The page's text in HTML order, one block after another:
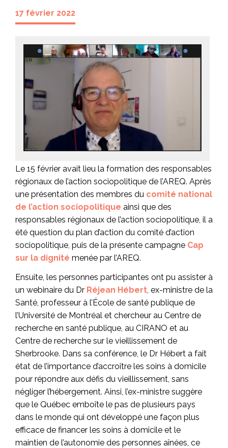
17 février 2022
Le 15 février avait lieu la formation des responsables
régionaux de l’action sociopolitique de l’AREQ. Après
une présentation des membres du comité national
de l’action sociopolitique ainsi que des
responsables régionaux de l’action sociopolitique, il a
été question du plan d’action du comité d’action
sociopolitique, puis de la présente campagne Cap
sur la dignité menée par l’AREQ.
Ensuite, les personnes participantes ont pu assister à
un webinaire du Dr Réjean Hébert , ex-ministre de la
Santé, professeur à l’École de santé publique de
l’Université de Montréal et chercheur au Centre de
recherche en santé publique, au CIRANO et au
Centre de recherche sur le vieillissement de
Sherbrooke. Dans sa conférence, le Dr Hébert a fait
état de l’importance d’accroître les soins à domicile
pour répondre aux défis du vieillissement, sans
négliger l’hébergement. Ainsi, l’ex-ministre suggère
que le Québec emboîte le pas de plusieurs pays
dans le monde qui ont développé une façon plus
efficace de financer les soins à domicile et le
maintien de l’autonomie des personnes aînées, ce